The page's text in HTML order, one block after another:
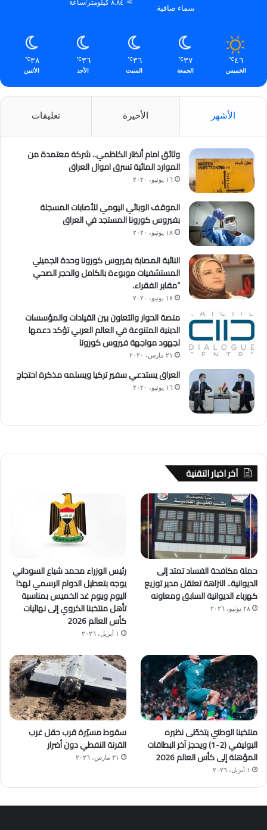
سماء صافية
٨.٨٤ كيلومتر/ساعة
٤٦℃
الخميس
٣٧℃
الجمعة
٣٦℃
السبت
٣٦℃
الأحد
٣٨℃
الأثنين
الأشهر الأخيرة تعليقات
وثائق امام أنظار الكاظمي.. شركة معتمدة من
الموارد المائية تسرق اموال العراق
١٦ يونيو، ٢٠٢٠
الموقف الوبائي اليومي للأصابات المسجلة
بفيروس كورونا المستجد في العراق
١٨ يونيو، ٢٠٢٠
النائبة المصابة بفيروس كورونا وحدة الجميلي
المستشفيات موبوءة بالكامل والحجر الصحي
“مقابر الفقراء.
١٨ يونيو، ٢٠٢٠
منصة الحوار والتعاون بين القيادات والمؤسسات
الدينية المتنوعة في العالم العربي تؤكد دعمها
لجهود مواجهة فيروس كورونا
٢١ مارس، ٢٠٢٠
العراق يستدعي سفير تركيا ويسلمه مذكرة احتجاج
١٦ يونيو، ٢٠٢٠
آخر اخبار التقنية
حملة مكافحة الفساد تمتد إلى
الديوانية.. النزاهة تعتقل مدير توزيع
كهرباء الديوانية السابق ومعاونه
٢٨ يونيو، ٢٠٢٦
رئيس الوزراء محمد شياع السوداني
يوجه بتعطيل الدوام الرسمي لهذا
اليوم ويوم غد الخميس بمناسبة
تأهل منتخبنا الكروي إلى نهائيات
كأس العالم 2026
١ أبريل، ٢٠٢٦
منتخبنا الوطني يتخطّى نظيره
البوليفي (2-1) ويحجز آخر البطاقات
المؤهلة إلى كأس العالم 2026
١ أبريل، ٢٠٢٦
سقوط مسيّرة قرب حقل غرب
القرنة النفطي دون أضرار
٣١ مارس، ٢٠٢٦